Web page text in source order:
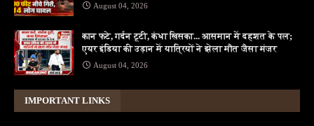
August 04, 2026
कान फटे, गर्दन टूटी, कंधा खिसका... आसमान में दहशत के पल;
एयर इंडिया की उड़ान में यात्रियों ने झेला मौत जैसा मंजर
August 04, 2026
IMPORTANT LINKS